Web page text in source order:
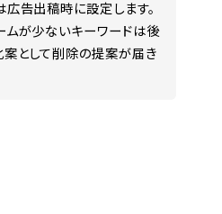
広告出稿時に設定します。
ムが少ないキーワードは後
案として削除の提案が届き